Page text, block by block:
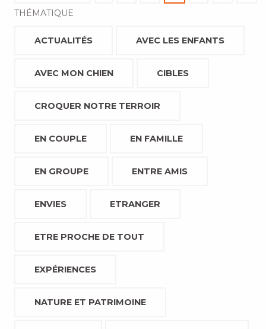
THÉMATIQUE
ACTUALITÉS AVEC LES ENFANTS
AVEC MON CHIEN CIBLES
CROQUER NOTRE TERROIR
EN COUPLE EN FAMILLE
EN GROUPE ENTRE AMIS
ENVIES ETRANGER
ETRE PROCHE DE TOUT
EXPÉRIENCES
NATURE ET PATRIMOINE